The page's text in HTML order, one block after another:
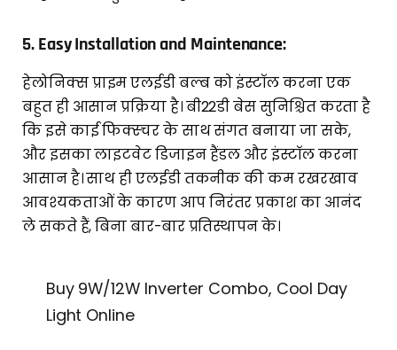
5.Easy Installation and Maintenance:
हेलोनिक्स प्राइम एलईडी बल्ब को इंस्टॉल करना एक
बहुत ही आसान प्रक्रिया है। बी22डी बेस सुनिश्चित करता है
कि इसे काई फिक्स्चर के साथ संगत बनाया जा सके,
और इसका लाइटवेट डिजाइन हैंडल और इंस्टॉल करना
आसान है। साथ ही एलईडी तकनीक की कम रखरखाव
आवश्यकताओं के कारण आप निरंतर प्रकाश का आनंद
ले सकते हैं, बिना बार-बार प्रतिस्थापन के।
Buy 9W/12W Inverter Combo, Cool Day
Light Online